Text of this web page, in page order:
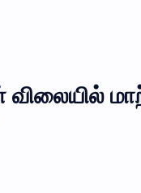
விலையில்